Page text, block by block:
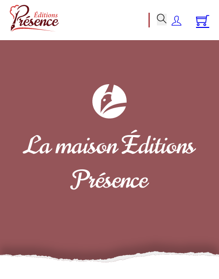
La maison Éditions
Présence